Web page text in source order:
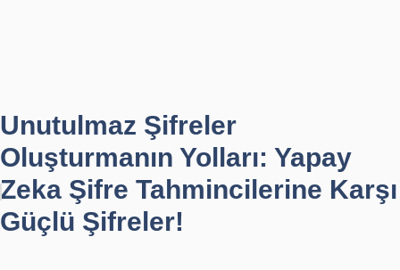
Unutulmaz Şifreler
Oluşturmanın Yolları: Yapay
Zeka Şifre Tahmincilerine Karşı
Güçlü Şifreler!